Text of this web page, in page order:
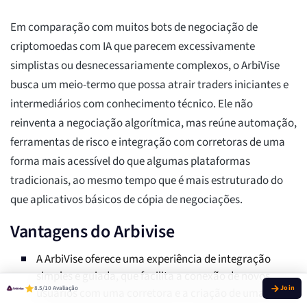
Em comparação com muitos bots de negociação de
criptomoedas com IA que parecem excessivamente
simplistas ou desnecessariamente complexos, o ArbiVise
busca um meio-termo que possa atrair traders iniciantes e
intermediários com conhecimento técnico. Ele não
reinventa a negociação algorítmica, mas reúne automação,
ferramentas de risco e integração com corretoras de uma
forma mais acessível do que algumas plataformas
tradicionais, ao mesmo tempo que é mais estruturado do
que aplicativos básicos de cópia de negociações.
Vantagens do Arbivise
A ArbiVise oferece uma experiência de integração
simples e guiada, que facilita a conexão de novos
usuários com uma corretora e a criação de uma conta
8.5/10 Avaliação